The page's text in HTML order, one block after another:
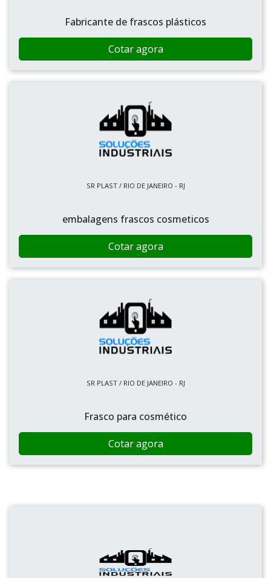
Fabricante de frascos plásticos
Cotar agora
SR PLAST / RIO DE JANEIRO - RJ
embalagens frascos cosmeticos
Cotar agora
SR PLAST / RIO DE JANEIRO - RJ
Frasco para cosmético
Cotar agora